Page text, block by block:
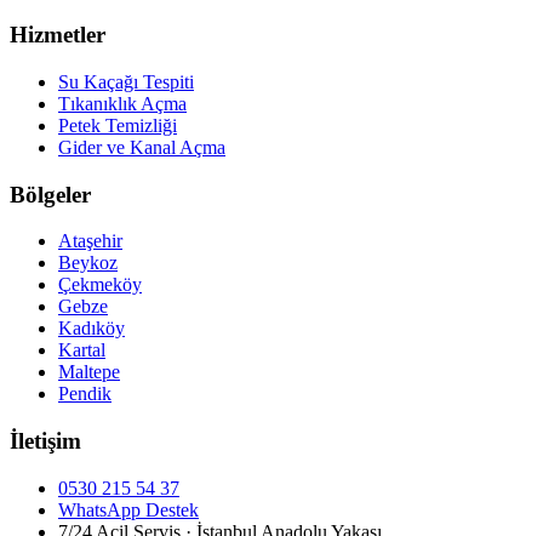
Hizmetler
Su Kaçağı Tespiti
Tıkanıklık Açma
Petek Temizliği
Gider ve Kanal Açma
Bölgeler
Ataşehir
Beykoz
Çekmeköy
Gebze
Kadıköy
Kartal
Maltepe
Pendik
İletişim
0530 215 54 37
WhatsApp Destek
7/24 Acil Servis · İstanbul Anadolu Yakası